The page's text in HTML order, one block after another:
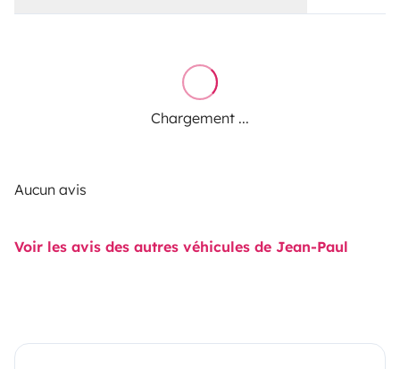
Chargement ...
Aucun avis
Voir les avis des autres véhicules de Jean-Paul